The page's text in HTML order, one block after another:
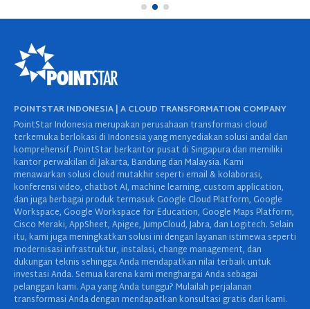
POINTSTAR INDONESIA | A CLOUD TRANSFORMATION COMPANY
PointStar Indonesia merupakan perusahaan transformasi cloud
terkemuka berlokasi di Indonesia yang menyediakan solusi andal dan
komprehensif. PointStar berkantor pusat di Singapura dan memiliki
kantor perwakilan di Jakarta, Bandung dan Malaysia. Kami
menawarkan solusi cloud mutakhir seperti email & kolaborasi,
konferensi video, chatbot AI, machine learning, custom application,
dan juga berbagai produk termasuk Google Cloud Platform, Google
Workspace, Google Workspace for Education, Google Maps Platform,
Cisco Meraki, AppSheet, Apigee, JumpCloud, Jabra, dan Logitech. Selain
itu, kami juga meningkatkan solusi ini dengan layanan istimewa seperti
modernisasi infrastruktur, instalasi, change management, dan
dukungan teknis sehingga Anda mendapatkan nilai terbaik untuk
investasi Anda. Semua karena kami menghargai Anda sebagai
pelanggan kami. Apa yang Anda tunggu? Mulailah perjalanan
transformasi Anda dengan mendapatkan konsultasi gratis dari kami.